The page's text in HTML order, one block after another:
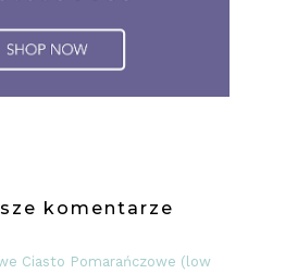
komentarze
Ciasto Pomarańczowe (low